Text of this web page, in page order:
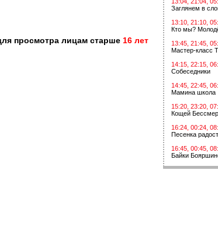
просмотра лицам старше 16 лет
Заглянем в
13:10, 21:10,
Кто мы?
13:45, 21:45,
Мастер-класс
14:15, 22:15,
Собеседники
14:45, 22:45,
Мамина школа
15:20, 23:20,
Кощей
16:24, 00:24,
Песенка
16:45, 00:45,
Байки